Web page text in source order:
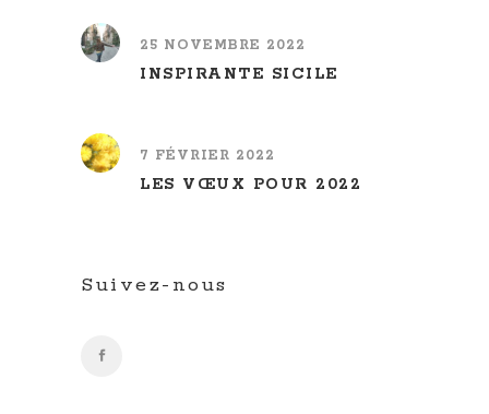
25 NOVEMBRE 2022
INSPIRANTE SICILE
7 FÉVRIER 2022
LES VŒUX POUR 2022
Suivez-nous